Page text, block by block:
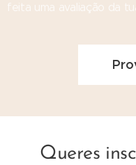
feita uma avaliação da
Queres